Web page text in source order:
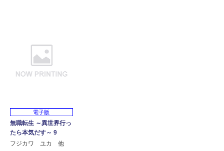
電子版
無職転生 ～異世界行っ
たら本気だす～ 9
フジカワ ユカ 他